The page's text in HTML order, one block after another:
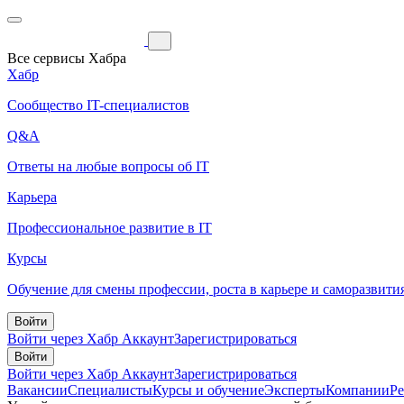
Все сервисы Хабра
Хабр
Сообщество IT-специалистов
Q&A
Ответы на любые вопросы об IT
Карьера
Профессиональное развитие в IT
Курсы
Обучение для смены профессии, роста в карьере и
Войти
Войти через Хабр АккаунтЗарегистрироваться
Войти
Войти через Хабр АккаунтЗарегистрироваться
ВакансииСпециалистыКурсы и обучениеЭкспертыКомпании